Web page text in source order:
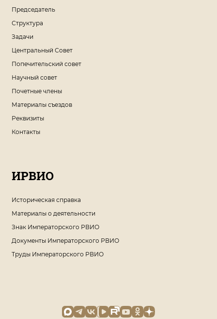
Председатель
Структура
Задачи
Центральный Совет
Попечительский совет
Научный совет
Почетные члены
Материалы съездов
Реквизиты
Контакты
ИРВИО
Историческая справка
Материалы о деятельности
Знак Императорского РВИО
Документы Императорского РВИО
Труды Императорского РВИО